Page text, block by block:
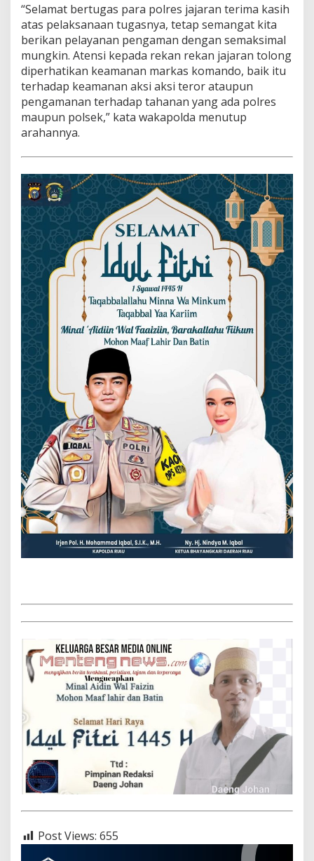
“Selamat bertugas para polres jajaran terima kasih
atas pelaksanaan tugasnya, tetap semangat kita
berikan pelayanan pengaman dengan semaksimal
mungkin. Atensi kepada rekan rekan jajaran tolong
diperhatikan keamanan markas komando, baik itu
terhadap keamanan aksi aksi teror ataupun
pengamanan terhadap tahanan yang ada polres
maupun polsek,” kata wakapolda menutup
arahannya.
Post Views: 655